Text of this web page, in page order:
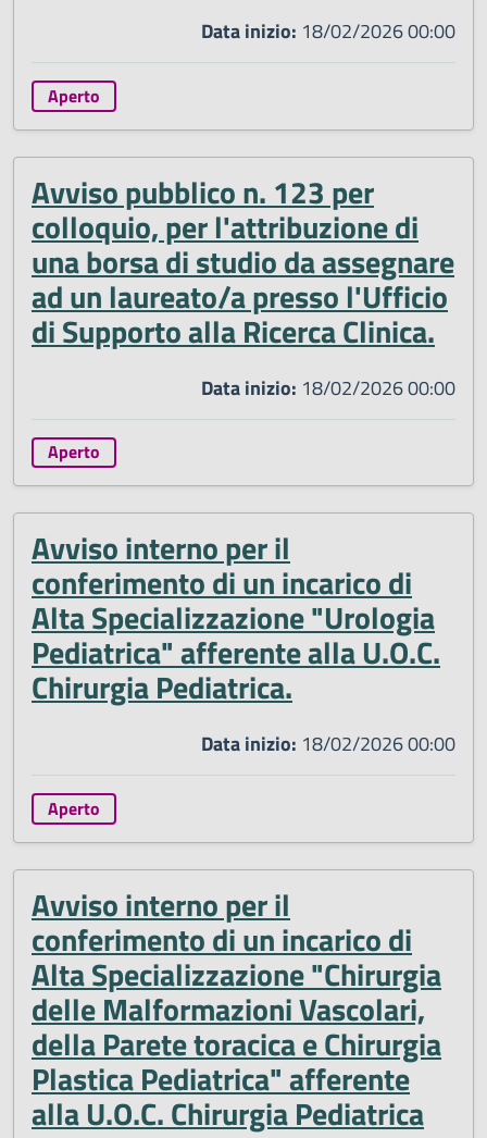
Data inizio: 18/02/2026 00:00
Aperto
Avviso pubblico n. 123 per
colloquio, per l'attribuzione di
una borsa di studio da assegnare
ad un laureato/a presso l'Ufficio
di Supporto alla Ricerca Clinica.
Data inizio: 18/02/2026 00:00
Aperto
Avviso interno per il
conferimento di un incarico di
Alta Specializzazione "Urologia
Pediatrica" afferente alla U.O.C.
Chirurgia Pediatrica.
Data inizio: 18/02/2026 00:00
Aperto
Avviso interno per il
conferimento di un incarico di
Alta Specializzazione "Chirurgia
delle Malformazioni Vascolari,
della Parete toracica e Chirurgia
Plastica Pediatrica" afferente
alla U.O.C. Chirurgia Pediatrica